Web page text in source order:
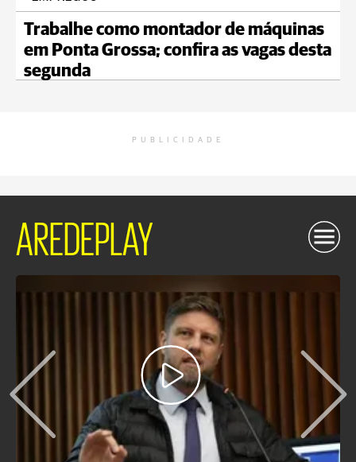
Trabalhe como montador de máquinas
em Ponta Grossa; confira as vagas desta
segunda
PUBLICIDADE
AREDEPLAY